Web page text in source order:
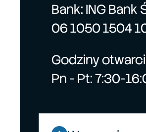
Bank: ING Bank
06 1050 1504
Godziny
Pn - Pt: 7:30-